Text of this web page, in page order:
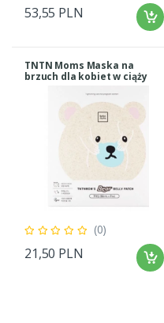
53,55 PLN
TNTN Moms Maska na
brzuch dla kobiet w ciąży
(0)
21,50 PLN